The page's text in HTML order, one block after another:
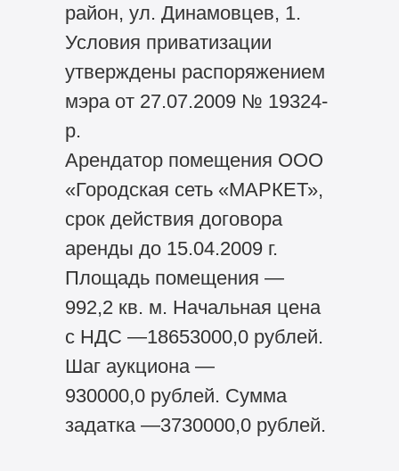
район, ул. Динамовцев, 1.
Условия приватизации
утверждены распоряжением
мэра от 27.07.2009 № 19324-
р.
Арендатор помещения ООО
«Городская сеть «МАРКЕТ»,
срок действия договора
аренды до 15.04.2009 г.
Площадь помещения —
992,2 кв. м. Начальная цена
с НДС —18653000,0 рублей.
Шаг аукциона —
930000,0 рублей. Сумма
задатка —3730000,0 рублей.